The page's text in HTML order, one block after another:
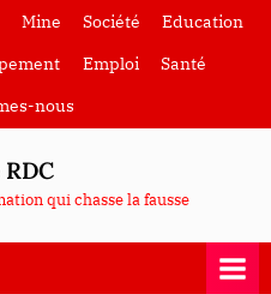
Mine Société
Education
Emploi
Santé
nous
qui chasse la fausse